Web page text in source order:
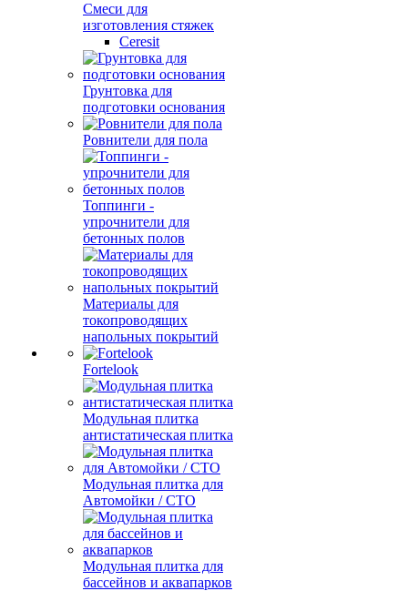
Смеси для
изготовления стяжек
Ceresit
Грунтовка для
подготовки основания
Ровнители для пола
Топпинги -
упрочнители для
бетонных полов
Материалы для
токопроводящих
напольных покрытий
Fortelook
Модульная плитка
антистатическая плитка
Модульная плитка для
Автомойки / СТО
Модульная плитка для
бассейнов и аквапарков